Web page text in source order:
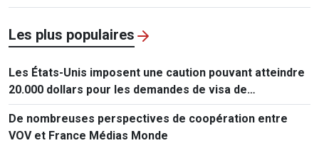
Les plus populaires
Les États-Unis imposent une caution pouvant atteindre
20.000 dollars pour les demandes de visa de
ressortissants de 50 pays
De nombreuses perspectives de coopération entre
VOV et France Médias Monde